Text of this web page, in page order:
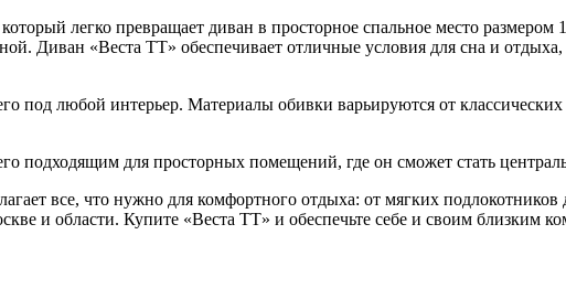
легко превращает диван в просторное спальное место размером
Диван «Веста ТТ» обеспечивает отличные условия для сна и отдыха,
под любой интерьер. Материалы обивки варьируются от
подходящим для просторных помещений, где он сможет стать
все, что нужно для комфортного отдыха: от мягких подлокотников
и области. Купите «Веста ТТ» и обеспечьте себе и своим близким